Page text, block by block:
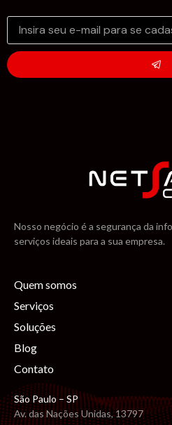
Nosso negócio é a segurança da
serviços ideais para a sua empresa.
Quem somos
Serviços
Soluções
Blog
Contato
São Paulo – SP
Av. das Nações Unidas, 13797